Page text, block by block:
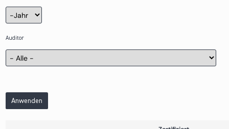
Zertifizierung
Jahr
Auditor
Anwenden